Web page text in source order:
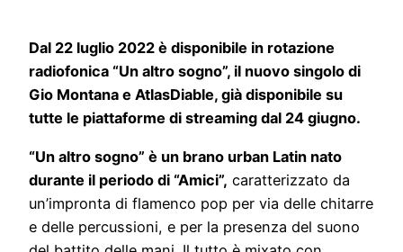
Dal 22 luglio 2022 è disponibile in rotazione
radiofonica “Un altro sogno”, il nuovo singolo di
Gio Montana e AtlasDiable, già disponibile su
tutte le piattaforme di streaming dal 24 giugno.
“Un altro sogno” è un brano urban Latin nato
durante il periodo di “Amici”, caratterizzato da
un’impronta di flamenco pop per via delle chitarre
e delle percussioni, e per la presenza del suono